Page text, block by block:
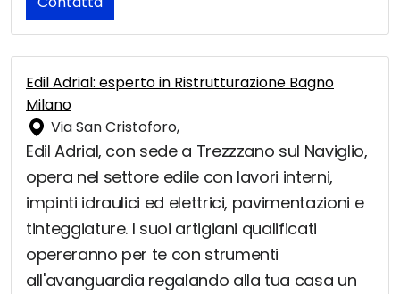
Edil Adrial: esperto in Ristrutturazione Bagno
Milano
Via San Cristoforo,
Edil Adrial, con sede a Trezzzano sul Naviglio,
opera nel settore edile con lavori interni,
impinti idraulici ed elettrici, pavimentazioni e
tinteggiature. I suoi artigiani qualificati
opereranno per te con strumenti
all'avanguardia regalando alla tua casa un